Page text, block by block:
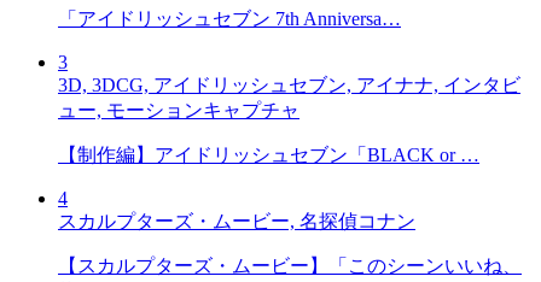
「アイドリッシュセブン 7th Anniversa…
3
3D, 3DCG, アイドリッシュセブン, アイナナ, インタビ
ュー, モーションキャプチャ
【制作編】アイドリッシュセブン「BLACK or …
4
スカルプターズ・ムービー, 名探偵コナン
【スカルプターズ・ムービー】「このシーンいいね、